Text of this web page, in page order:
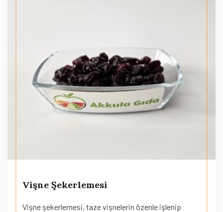
Vişne Şekerlemesi
Vişne şekerlemesi, taze vişnelerin özenle işlenip